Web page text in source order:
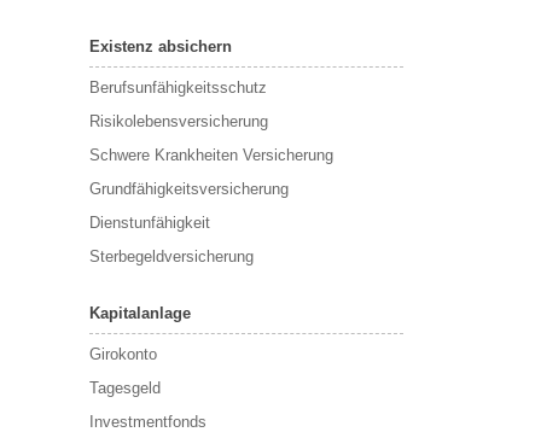
Existenz absichern
Berufsunfähigkeitsschutz
Risikolebensversicherung
Schwere Krankheiten Versicherung
Grundfähigkeitsversicherung
Dienstunfähigkeit
Sterbegeldversicherung
Kapitalanlage
Girokonto
Tagesgeld
Investmentfonds